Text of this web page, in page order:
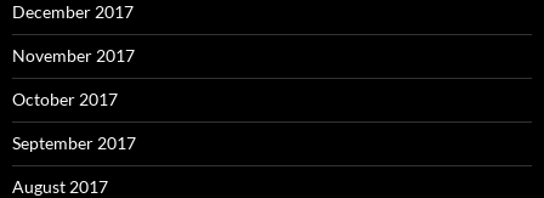
December 2017
November 2017
October 2017
September 2017
August 2017